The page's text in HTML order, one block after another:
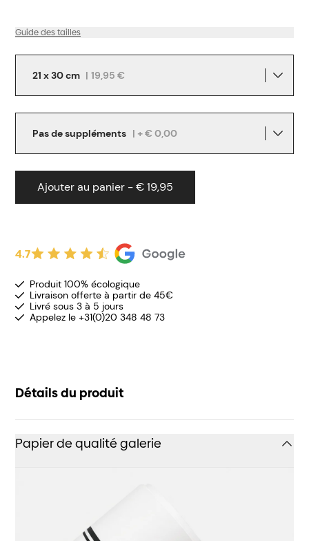
Guide des tailles
21 x 30 cm | 19,95 €
Pas de suppléments | + € 0,00
Ajouter au panier - € 19,95
4.7
Produit 100% écologique
Livraison offerte à partir de 45€
Livré sous 3 à 5 jours
Appelez le +31(0)20 348 48 73
Détails du produit
Papier de qualité galerie